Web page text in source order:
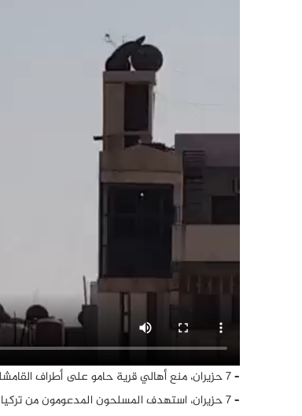
– 7 حزيران، منع أهالي قرية حامو على أطراف القامشلي برفقة الجيش السوري، دخول قوات التحالف الأمريكي وأجبروهم على الانسحاب.
– 7 حزيران، استهدف المسلحون المدعومون من تركيا مواقع قوات سوريا الديمقراطية في قرية الدردارة بقصف مدفعي.